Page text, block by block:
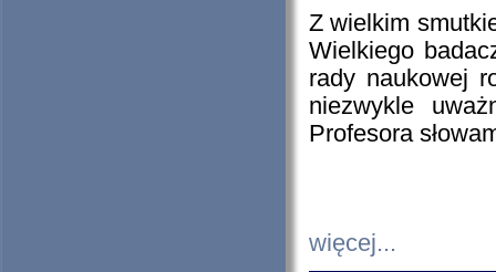
Z wielkim
Wielkiego
rady naukowej
niezwykle
Profesora
więcej...